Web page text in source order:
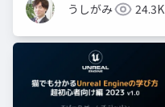
うしがみ 24.3K